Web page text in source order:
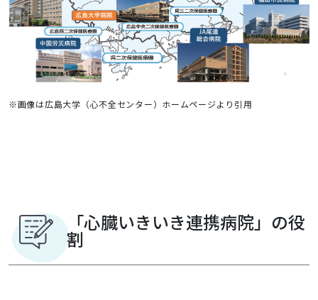
※画像は広島大学（心不全センター）ホームページより引用
「心臓いきいき連携病院」の役
割